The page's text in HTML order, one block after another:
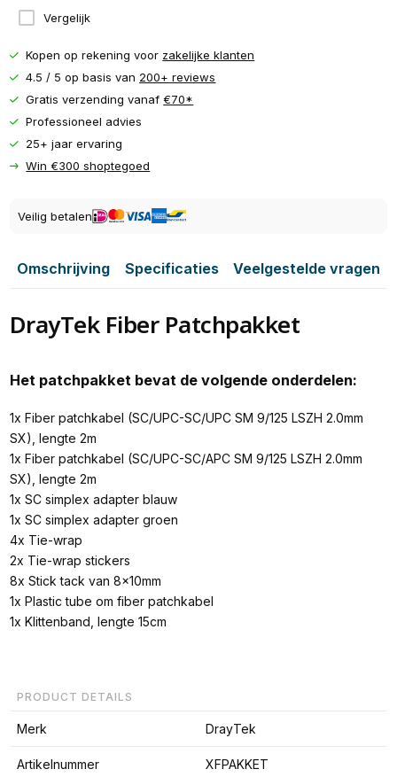
Vergelijk
Kopen op rekening voor zakelijke klanten
4.5 / 5 op basis van 200+ reviews
Gratis verzending vanaf€70*
Professioneel advies
25+ jaar ervaring
Win €300 shoptegoed
Veilig betalen
Omschrijving Specificaties Veelgestelde vragen
DrayTek Fiber Patchpakket
Het patchpakket bevat de volgende onderdelen:
1x Fiber patchkabel (SC/UPC-SC/UPC SM 9/125 LSZH 2.0mm
SX), lengte 2m
1x Fiber patchkabel (SC/UPC-SC/APC SM 9/125 LSZH 2.0mm
SX), lengte 2m
1x SC simplex adapter blauw
1x SC simplex adapter groen
4x Tie-wrap
2x Tie-wrap stickers
8x Stick tack van 8x10mm
1x Plastic tube om fiber patchkabel
1x Klittenband, lengte 15cm
PRODUCT DETAILS
Merk DrayTek
Artikelnummer XFPAKKET